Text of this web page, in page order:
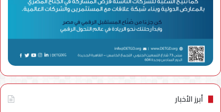
أبرز الأخبار